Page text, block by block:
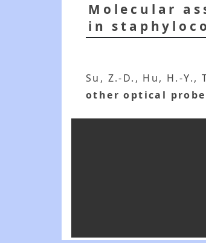
Molecular
in
Su, Z.-D., Hu, H.-Y.,
other optical